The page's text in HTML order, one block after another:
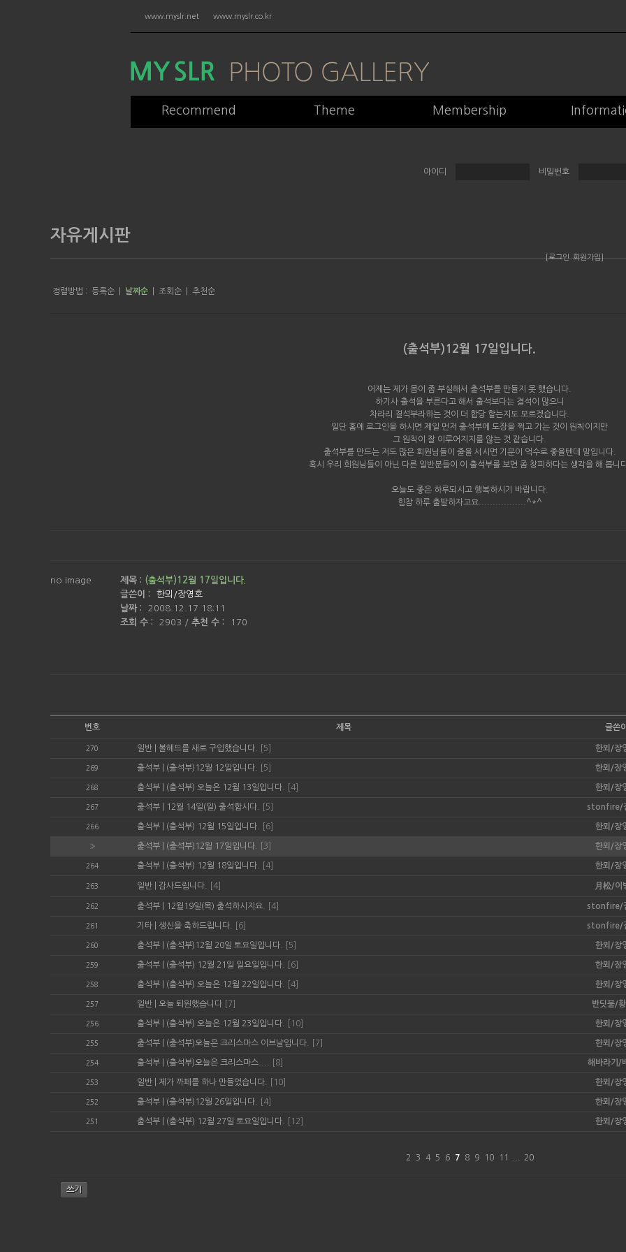
www.myslr.net www.myslr.co.kr
Recommend Theme Membership
아이디 비밀번호
자유게시판
정렬방법 : 등록순 날짜순 조회순 추천순
[로그인 회원가입]
(출석부)12월 17일입니다.
어제는 제가 몸이 좀 부실해서 출석부를 만들지 못 했습니다.
하기사 출석을 부른다고 해서 출석보다는 결석이 많으니
차라리 결석부라하는 것이 더 합당 할는지도 모르겠습니다.
일단 홈에 로그인을 하시면 제일 먼저 출석부에 도장을 찍고 가는 것이 원칙이지만
그 원칙이 잘 이루어지지를 않는 것 같습니다.
출석부를 만드는 저도 많은 회원님들이 줄을 서시면 기분이 억수로 좋을텐데 말입니다.
혹시 우리 회원님들이 아닌 다른 일반분들이 이 출석부를 보면 좀 창피하다는 생각을 해 봅니
오늘도 좋은 하루되시고 행복하시기 바랍니다.
힘참 하루 출발하자고요.................^*^
no image 제목 : (출석부)12월 17일입니다.
글쓴이 :
한뫼/장영호
날짜 :
2008.12.17 18:11
조회 수 :
2903 / 추천 수 : 170
번호 제목 글쓴
270 일반 볼헤드를 새로 구입했습니다. [5] 한뫼/장
269 출석부 (출석부)12월 12일입니다. [5] 한뫼/장
268 출석부 (출석부) 오늘은 12월 13일입니다. [4] 한뫼/장
267 출석부 12월 14일(일) 출석합시다. [5] stonfire/
266 출석부 (출석부) 12월 15일입니다. [6] 한뫼/장
» 출석부 (출석부)12월 17일입니다. [3] 한뫼/장
264 출석부 (출석부) 12월 18일입니다. [4] 한뫼/장
263 일반 감사드립니다. [4] 月松/이
262 출석부 12월19일(목) 출석하시지요. [4] stonfire/
261 기타 생신을 축하드립니다. [6] stonfire/
260 출석부 (출석부)12월 20일 토요일입니다. [5] 한뫼/장
259 출석부 (출석부) 12월 21일 일요일입니다. [6] 한뫼/장
258 출석부 (출석부) 오늘은 12월 22일입니다. [4] 한뫼/장
257 일반 오늘 퇴원했습니다 [7] 반딧불/
256 출석부 (출석부) 오늘은 12월 23일입니다. [10] 한뫼/장
255 출석부 (출석부)오늘은 크리스마스 이브날입니다. [7] 한뫼/장
254 출석부 (출석부)오늘은 크리스마스.... [8] 해바라기/
253 일반 제가 까페를 하나 만들었습니다. [10] 한뫼/장
252 출석부 (출석부)12월 26일입니다. [4] 한뫼/장
251 출석부 (출석부) 12월 27일 토요일입니다. [12] 한뫼/장
2 3 4 5 6 7 8 9 10 11 20